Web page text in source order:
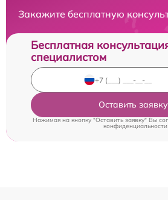
Закажите бесплатную
Бесплатная
специалистом
Оставить заявку
Нажимая на кнопку "Оставить заявку" Вы
конфиденциальности